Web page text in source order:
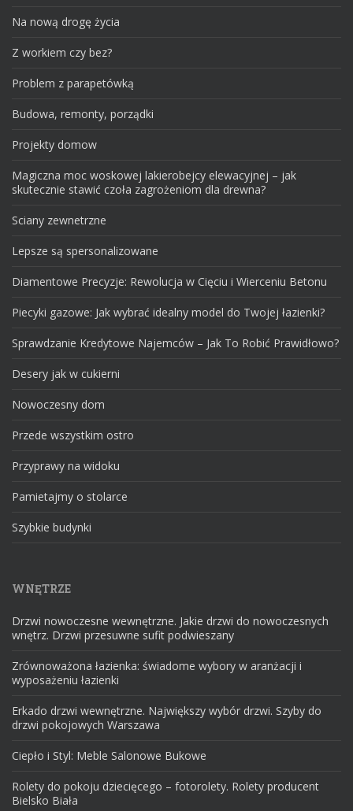
Na nową drogę życia
Z workiem czy bez?
Problem z parapetówką
Budowa, remonty, porządki
Projekty domow
Magiczna moc woskowej lakierobejcy elewacyjnej – jak
skutecznie stawić czoła zagrożeniom dla drewna?
Sciany zewnetrzne
Lepsze są spersonalizowane
Diamentowe Precyzje: Rewolucja w Cięciu i Wierceniu Betonu
Piecyki gazowe: Jak wybrać idealny model do Twojej łazienki?
Sprawdzanie Kredytowe Najemców – Jak To Robić Prawidłowo?
Desery jak w cukierni
Nowoczesny dom
Przede wszystkim ostro
Przyprawy na widoku
Pamietajmy o stolarce
Szybkie budynki
WNĘTRZE
Drzwi nowoczesne wewnętrzne. Jakie drzwi do nowoczesnych
wnętrz. Drzwi przesuwne sufit podwieszany
Zrównoważona łazienka: świadome wybory w aranżacji i
wyposażeniu łazienki
Erkado drzwi wewnętrzne. Największy wybór drzwi. Szyby do
drzwi pokojowych Warszawa
Ciepło i Styl: Meble Salonowe Bukowe
Rolety do pokoju dziecięcego – fotorolety. Rolety producent
Bielsko Biała